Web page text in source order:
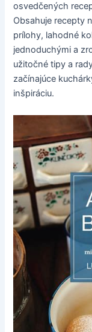
osvedčených
Obsahuje recepty
prílohy, lahodné
jednoduchými a
užitočné tipy a
začínajúce
inšpiráciu.